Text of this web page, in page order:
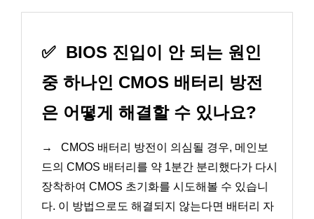
✅ BIOS 진입이 안 되는 원인
중 하나인 CMOS 배터리 방전
은 어떻게 해결할 수 있나요?
→
CMOS 배터리 방전이 의심될 경우, 메인보
드의 CMOS 배터리를 약 1분간 분리했다가 다시
장착하여 CMOS 초기화를 시도해볼 수 있습니
다. 이 방법으로도 해결되지 않는다면 배터리 자